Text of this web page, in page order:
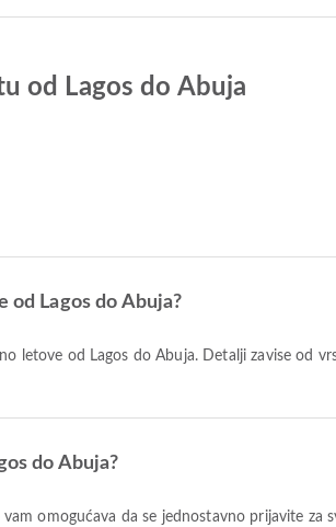
od Lagos do Abuja
od Lagos do Abuja?
do Abuja?
omogućava da se jednostavno prijavite za